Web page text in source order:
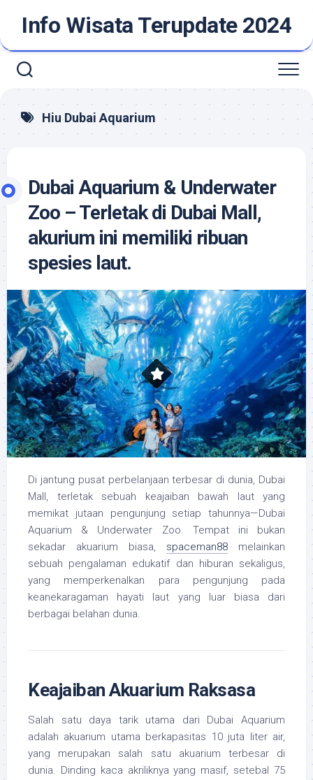
contentInfo Wisata Terupdate 2024
Hiu Dubai Aquarium
Dubai Aquarium & Underwater
Zoo – Terletak di Dubai Mall,
akurium ini memiliki ribuan
spesies laut.
Di jantung pusat perbelanjaan terbesar di dunia, Dubai
Mall, terletak sebuah keajaiban bawah laut yang
memikat jutaan pengunjung setiap tahunnya—Dubai
Aquarium & Underwater Zoo. Tempat ini bukan
sekadar akuarium biasa, spaceman88 melainkan
sebuah pengalaman edukatif dan hiburan sekaligus,
yang memperkenalkan para pengunjung pada
keanekaragaman hayati laut yang luar biasa dari
berbagai belahan dunia.
Keajaiban Akuarium Raksasa
Salah satu daya tarik utama dari Dubai Aquarium
adalah akuarium utama berkapasitas 10 juta liter air,
yang merupakan salah satu akuarium terbesar di
dunia. Dinding kaca akriliknya yang masif, setebal 75